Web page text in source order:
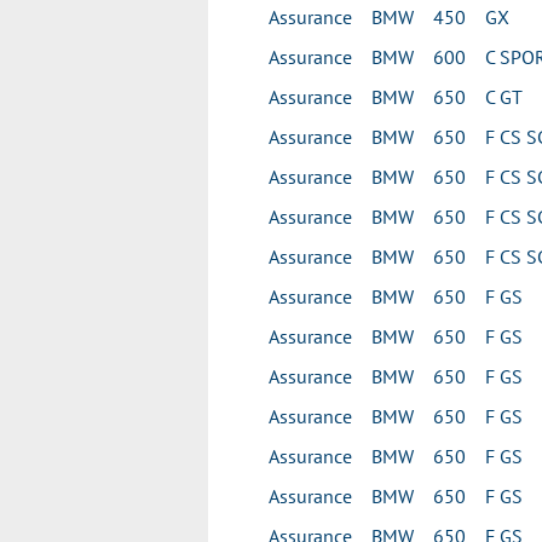
Assurance BMW 450 GX
Assurance BMW 600 C
Assurance BMW 650 C GT
Assurance BMW 650 F CS
Assurance BMW 650 F CS
Assurance BMW 650 F CS
Assurance BMW 650 F CS
Assurance BMW 650 F GS
Assurance BMW 650 F GS
Assurance BMW 650 F GS
Assurance BMW 650 F GS
Assurance BMW 650 F GS
Assurance BMW 650 F GS
Assurance BMW 650 F GS